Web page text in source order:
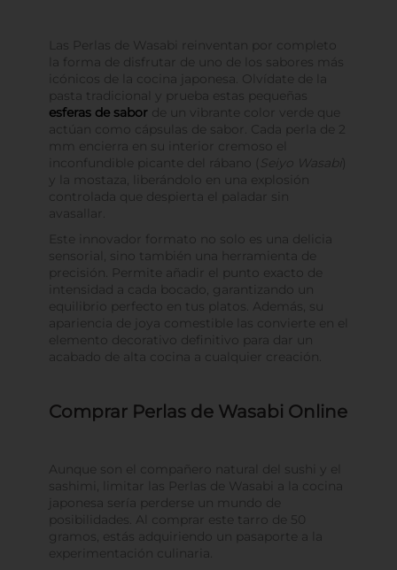
Las Perlas de Wasabi reinventan por completo
la forma de disfrutar de uno de los sabores más
icónicos de la cocina japonesa. Olvídate de la
pasta tradicional y prueba estas pequeñas
esferas de sabor de un vibrante color verde que
actúan como cápsulas de sabor. Cada perla de 2
mm encierra en su interior cremoso el
inconfundible picante del rábano (
Seiyo Wasabi )
y la mostaza, liberándolo en una explosión
controlada que despierta el paladar sin
avasallar.
Este innovador formato no solo es una delicia
sensorial, sino también una herramienta de
precisión. Permite añadir el punto exacto de
intensidad a cada bocado, garantizando un
equilibrio perfecto en tus platos. Además, su
apariencia de joya comestible las convierte en el
elemento decorativo definitivo para dar un
acabado de alta cocina a cualquier creación.
Comprar Perlas de Wasabi Online
Aunque son el compañero natural del sushi y el
sashimi, limitar las Perlas de Wasabi a la cocina
japonesa sería perderse un mundo de
posibilidades. Al comprar este tarro de 50
gramos, estás adquiriendo un pasaporte a la
experimentación culinaria.